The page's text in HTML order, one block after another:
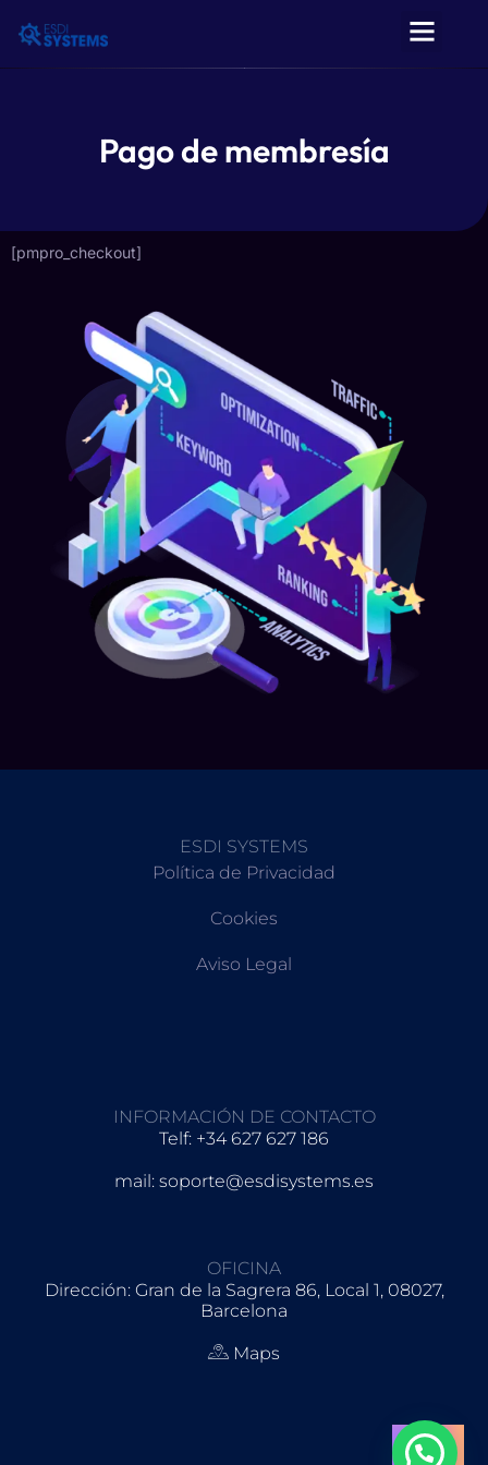
Pago de membresía
[pmpro_checkout]
ESDI SYSTEMS
Política de Privacidad
Cookies
Aviso Legal
INFORMACIÓN DE CONTACTO
Telf: +34 627 627 186
mail: soporte@esdisystems.es
OFICINA
Dirección: Gran de la Sagrera 86, Local 1, 08027,
Barcelona
Maps